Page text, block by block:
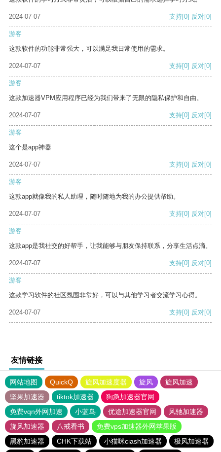
2024-07-07 支持[0] 反对[0]
游客
这款软件的功能非常强大，可以满足我日常使用的需求。
2024-07-07 支持[0] 反对[0]
游客
这款加速器VPM应用程序已经为我们带来了无限的隐私保护和自由。
2024-07-07 支持[0] 反对[0]
游客
这个是app神器
2024-07-07 支持[0] 反对[0]
游客
这款app就像我的私人助理，随时随地为我的办公提供帮助。
2024-07-07 支持[0] 反对[0]
游客
这款app是我社交的好帮手，让我能够与朋友保持联系，分享生活点滴。
2024-07-07 支持[0] 反对[0]
游客
这款学习软件的社区氛围非常好，可以与其他学习者交流学习心得。
2024-07-07 支持[0] 反对[0]
友情链接
网站地图 QuickQ 旋风加速度器 旋风
旋风加速
坚果加速器
tiktok加速器
狗急加速器官网
免费vqn外网加速
小蓝鸟 优途加速器官网
风驰加速器
旋风加速器
八戒看书
免费vps加速器外网苹果版
黑豹加速器
CHK下载站 小猫咪ciash加速器 极风加速器